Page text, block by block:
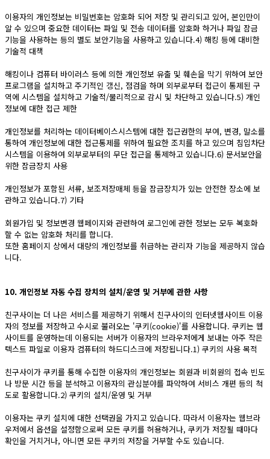
이용자의 개인정보는 비밀번호는 암호화 되어 저장 및 관리되고 있어, 본인만이
알 수 있으며 중요한 데이터는 파일 및 전송 데이터를 암호화 하거나 파일 잠금
기능을 사용하는 등의 별도 보안기능을 사용하고 있습니다.4) 해킹 등에 대비한
기술적 대책
해킹이나 컴퓨터 바이러스 등에 의한 개인정보 유출 및 훼손을 막기 위하여 보안
프로그램을 설치하고 주기적인 갱신, 점검을 하며 외부로부터 접근이 통제된 구
역에 시스템을 설치하고 기술적/물리적으로 감시 및 차단하고 있습니다.5) 개인
정보에 대한 접근 제한
개인정보를 처리하는 데이터베이스시스템에 대한 접근권한의 부여, 변경, 말소를
통하여 개인정보에 대한 접근통제를 위하여 필요한 조치를 하고 있으며 침입차단
시스템을 이용하여 외부로부터의 무단 접근을 통제하고 있습니다.6) 문서보안을
위한 잠금장치 사용
개인정보가 포함된 서류, 보조저장매체 등을 잠금장치가 있는 안전한 장소에 보
관하고 있습니다.7) 기타
회원가입 및 정보변경 웹페이지와 관련하여 로그인에 관한 정보는 모두 복호화
할 수 없는 암호화 처리를 합니다.
또한 홈페이지 상에서 대량의 개인정보를 취급하는 관리자 기능을 제공하지 않습
니다.
10. 개인정보 자동 수집 장치의 설치/운영 및 거부에 관한 사항
친구사이는 더 나은 서비스를 제공하기 위해서 친구사이의 인터넷웹사이트 이용
자의 정보를 저장하고 수시로 불러오는 '쿠키(cookie)'를 사용합니다. 쿠키는 웹
사이트를 운영하는데 이용되는 서버가 이용자의 브라우저에게 보내는 아주 작은
텍스트 파일로 이용자 컴퓨터의 하드디스크에 저장됩니다.1) 쿠키의 사용 목적
친구사이가 쿠키를 통해 수집한 이용자의 개인정보는 회원과 비회원의 접속 빈도
나 방문 시간 등을 분석하고 이용자의 관심분야를 파악하여 서비스 개편 등의 척
도로 활용합니다.2) 쿠키의 설치/운영 및 거부
이용자는 쿠키 설치에 대한 선택권을 가지고 있습니다. 따라서 이용자는 웹브라
우저에서 옵션을 설정함으로써 모든 쿠키를 허용하거나, 쿠키가 저장될 때마다
확인을 거치거나, 아니면 모든 쿠키의 저장을 거부할 수도 있습니다.